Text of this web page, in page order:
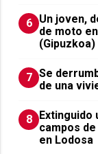
6 Un joven,
de moto
(Gipuzkoa)
7 Se
de una
8 Extinguido
campos
en Lodosa